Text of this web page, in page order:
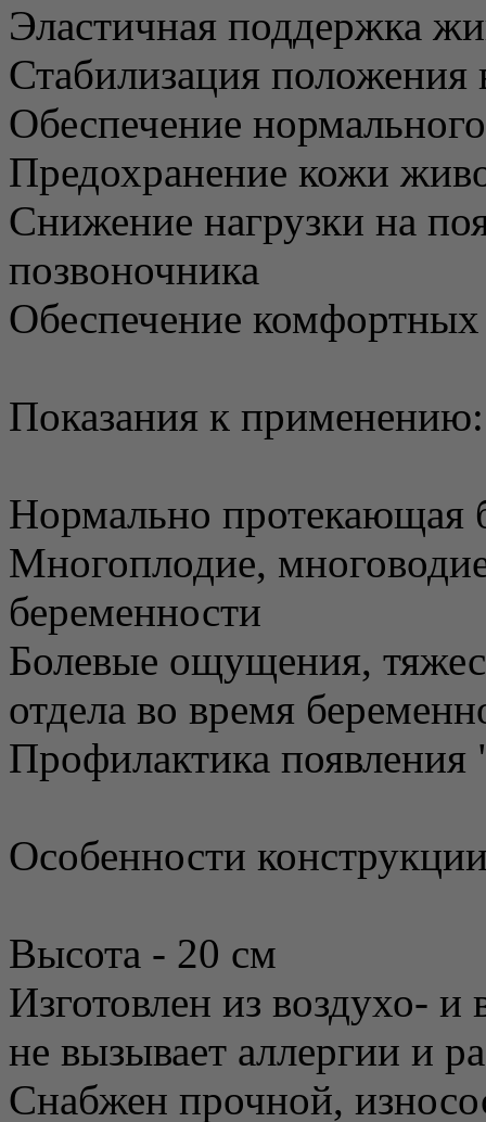
Эластичная поддержка
Стабилизация положения
Обеспечение
Предохранение кожи
Снижение нагрузки на
позвоночника
Обеспечение
Показания к применению:
Нормально протекающая
Многоплодие,
беременности
Болевые ощущения,
отдела во время
Профилактика появления
Особенности
Высота - 20 см
Изготовлен из воздухо- и
не вызывает аллергии и
Снабжен прочной,